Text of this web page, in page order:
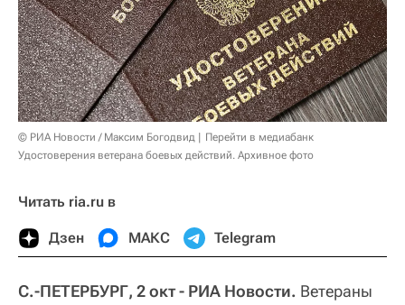
© РИА Новости / Максим Богодвид
Перейти в медиабанк
Удостоверения ветерана боевых действий. Архивное фото
Читать ria.ru в
Дзен МАКС Telegram
С.-ПЕТЕРБУРГ, 2 окт - РИА Новости. Ветераны